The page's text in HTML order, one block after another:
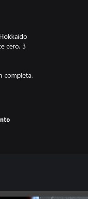
cero, 3
completa.